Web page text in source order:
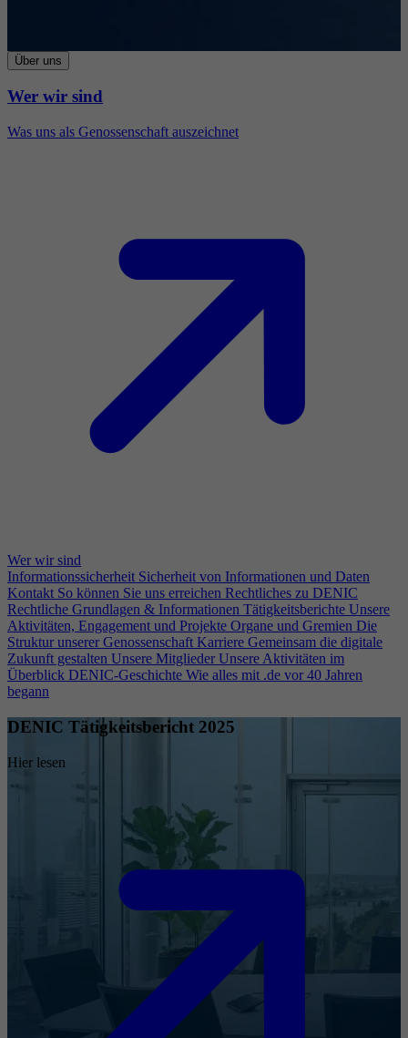
Über uns
Wer wir sind
Was uns als Genossenschaft auszeichnet
Wer wir sind
Informationssicherheit Sicherheit von Informationen und Daten
Kontakt So können Sie uns erreichen Rechtliches zu DENIC
Rechtliche Grundlagen & Informationen Tätigkeitsberichte Unsere
Aktivitäten, Engagement und Projekte Organe und Gremien Die
Struktur unserer Genossenschaft Karriere Gemeinsam die digitale
Zukunft gestalten Unsere Mitglieder Unsere Aktivitäten im
Überblick DENIC-Geschichte Wie alles mit .de vor 40 Jahren
begann
DENIC Tätigkeitsbericht 2025
Hier lesen